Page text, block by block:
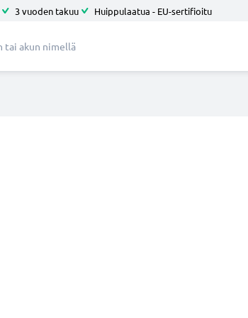
3 vuoden takuu Huippulaatua - EU-sertifioitu